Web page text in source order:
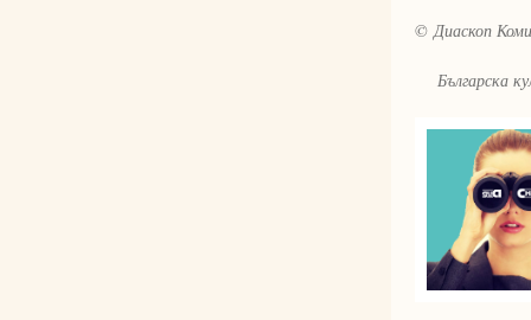
© Диаскоп
Българска